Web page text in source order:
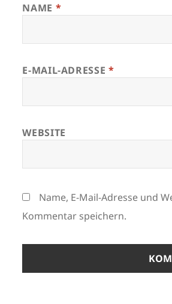
NAME *
E-MAIL-ADRESSE *
WEBSITE
Name, E-Mail-Adresse und
Kommentar speichern.